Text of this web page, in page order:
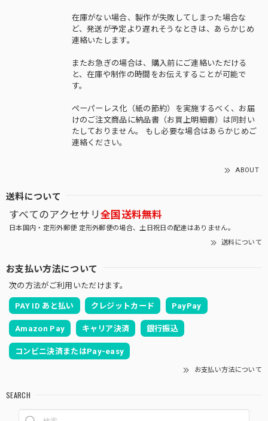
在庫がない場合、製作が失敗してしまった場合な
ど、発送が予定より遅れそうなときは、あらかじめ
連絡いたします。
またお急ぎの場合は、購入前にご連絡いただける
と、在庫や制作の時間をお伝えすることが可能で
す。
ペーパーレス化（紙の節約）を実施するべく、お届
けのご注文商品に納品書（お買上明細書）は同封い
たしておりません。 もし必要な場合はあらかじめご
連絡ください。
ABOUT
送料について
すべてのアクセサリ 全国送料無料
日本国内・定形外郵便 定形外郵便の場合、土日祝日の配達はありません。
送料について
お支払い方法について
次の方法がご利用いただけます。
PAY ID あと払い クレジットカード PayPay
Amazon Pay キャリア決済 銀行振込
コンビニ決済またはPay-easy
お支払い方法について
SEARCH